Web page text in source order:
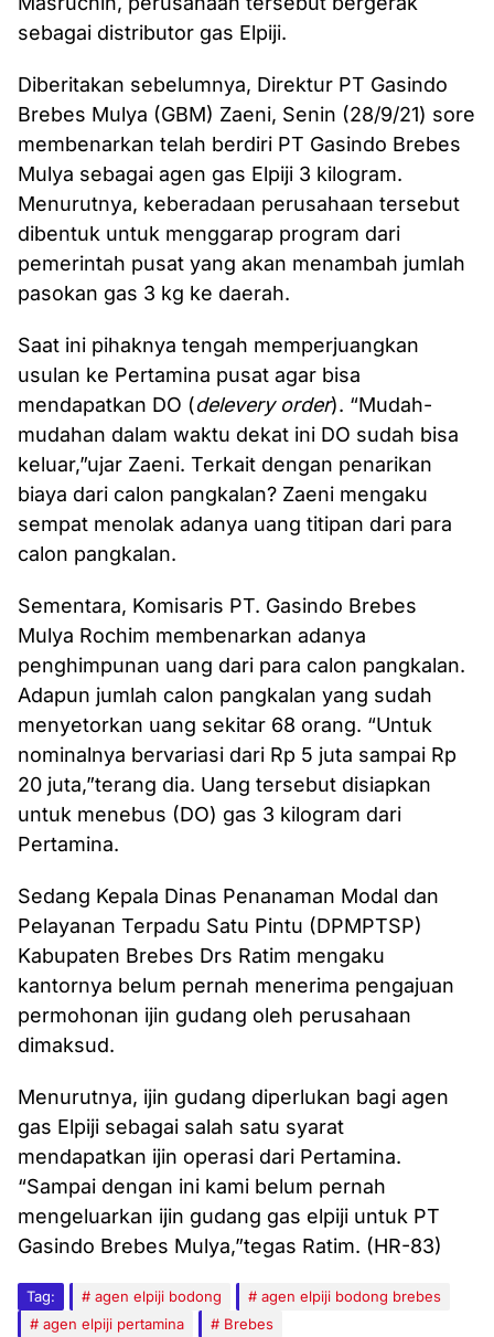
sebagai distributor gas Elpiji.
Diberitakan sebelumnya, Direktur PT Gasindo
Brebes Mulya (GBM) Zaeni, Senin (28/9/21) sore
membenarkan telah berdiri PT Gasindo Brebes
Mulya sebagai agen gas Elpiji 3 kilogram.
Menurutnya, keberadaan perusahaan tersebut
dibentuk untuk menggarap program dari
pemerintah pusat yang akan menambah jumlah
pasokan gas 3 kg ke daerah.
Saat ini pihaknya tengah memperjuangkan
usulan ke Pertamina pusat agar bisa
mendapatkan DO (delevery order). “Mudah-
mudahan dalam waktu dekat ini DO sudah bisa
keluar,”ujar Zaeni. Terkait dengan penarikan
biaya dari calon pangkalan? Zaeni mengaku
sempat menolak adanya uang titipan dari para
calon pangkalan.
Sementara, Komisaris PT. Gasindo Brebes
Mulya Rochim membenarkan adanya
penghimpunan uang dari para calon pangkalan.
Adapun jumlah calon pangkalan yang sudah
menyetorkan uang sekitar 68 orang. “Untuk
nominalnya bervariasi dari Rp 5 juta sampai Rp
20 juta,”terang dia. Uang tersebut disiapkan
untuk menebus (DO) gas 3 kilogram dari
Pertamina.
Sedang Kepala Dinas Penanaman Modal dan
Pelayanan Terpadu Satu Pintu (DPMPTSP)
Kabupaten Brebes Drs Ratim mengaku
kantornya belum pernah menerima pengajuan
permohonan ijin gudang oleh perusahaan
dimaksud.
Menurutnya, ijin gudang diperlukan bagi agen
gas Elpiji sebagai salah satu syarat
mendapatkan ijin operasi dari Pertamina.
“Sampai dengan ini kami belum pernah
mengeluarkan ijin gudang gas elpiji untuk PT
Gasindo Brebes Mulya,”tegas Ratim. (HR-83)
Tag: agen elpiji bodong
agen elpiji bodong brebes
agen elpiji pertamina
Brebes